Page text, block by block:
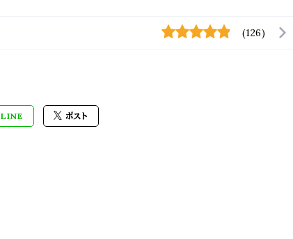
(126)
LINE ポスト